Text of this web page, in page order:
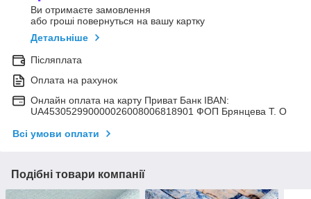
Ви отримаєте замовлення
або гроші повернуться на вашу картку
Детальніше
Післяплата
Оплата на рахунок
Онлайн оплата на карту Приват Банк IBAN:
UA453052990000026008006818901 ФОП Брянцева Т. О
Всі умови оплати
Подібні товари компанії